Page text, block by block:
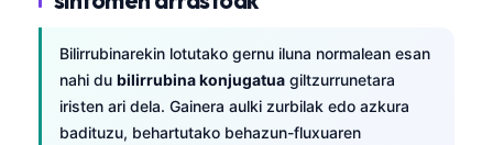
Bilirrubinarekin lotutako gernu iluna normalean esan
nahi du bilirrubina konjugatua giltzurrunetara
iristen ari dela. Gainera aulki zurbilak edo azkura
badituzu, behartutako behazun-fluxuaren